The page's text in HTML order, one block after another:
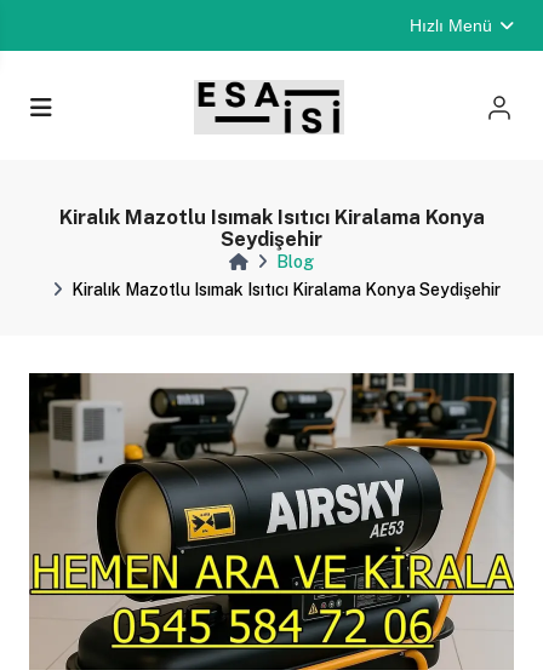
Hızlı Menü
Kiralık Mazotlu Isımak Isıtıcı Kiralama Konya
Seydişehir
Blog
Kiralık Mazotlu Isımak Isıtıcı Kiralama Konya Seydişehir